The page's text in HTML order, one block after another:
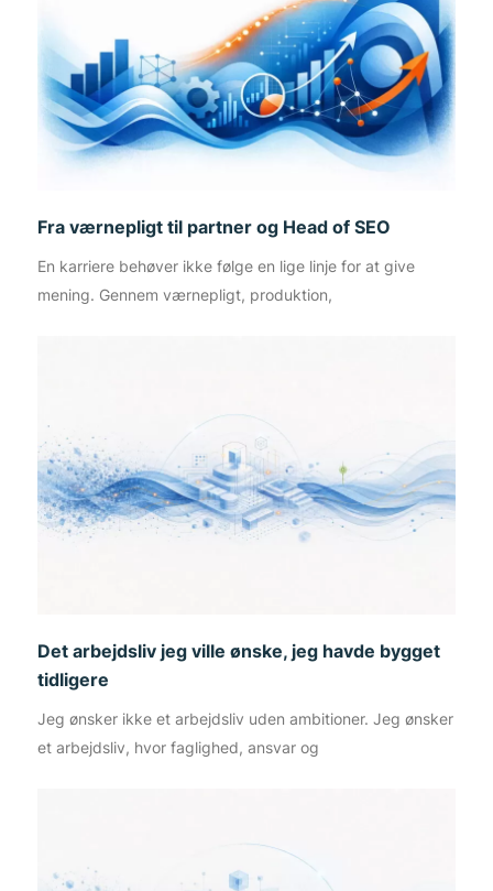
Fra værnepligt til partner og Head of SEO
En karriere behøver ikke følge en lige linje for at give
mening. Gennem værnepligt, produktion,
Det arbejdsliv jeg ville ønske, jeg havde bygget
tidligere
Jeg ønsker ikke et arbejdsliv uden ambitioner. Jeg ønsker
et arbejdsliv, hvor faglighed, ansvar og